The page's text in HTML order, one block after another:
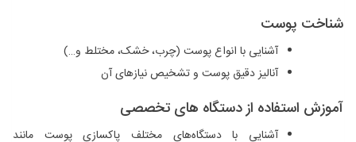
شناخت پوست
آشنایی با انواع پوست (چرب، خشک، مختلط و…)
آنالیز دقیق پوست و تشخیص نیازهای آن
آموزش استفاده از دستگاه ‌های تخصصی
آشنایی با دستگاه‌های مختلف پاکسازی پوست مانند